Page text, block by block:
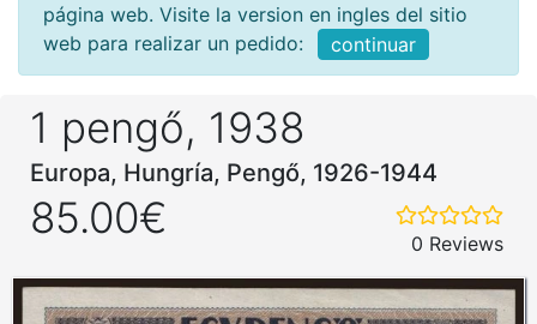
página web. Visite la version en ingles del sitio
web para realizar un pedido:
continuar
1 pengő, 1938
Europa, Hungría, Pengő, 1926-1944
85.00€
0 Reviews